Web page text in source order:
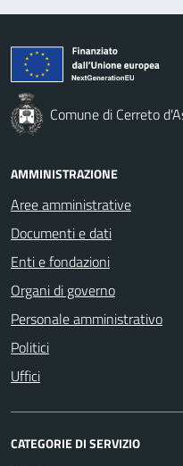
Comune di Cerreto
AMMINISTRAZIONE
Aree amministrative
Documenti e dati
Enti e fondazioni
Organi di governo
Personale amministrativo
Politici
Uffici
CATEGORIE DI SERVIZIO